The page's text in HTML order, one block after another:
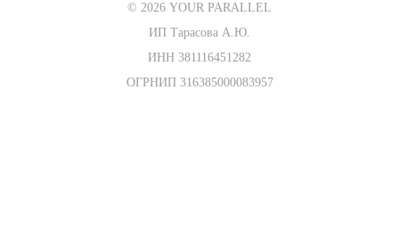
© 2026 YOUR PARALLEL
ИП Тарасова А.Ю.
ИНН 381116451282
ОГРНИП 316385000083957